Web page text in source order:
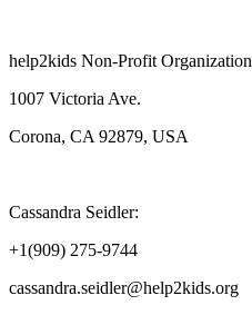
help2kids Non-Profit Organization
1007 Victoria Ave.
Corona, CA 92879, USA
Cassandra Seidler:
+1(909) 275-9744
cassandra.seidler@help2kids.org